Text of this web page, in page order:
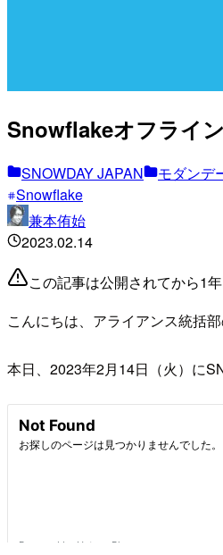
Snowflakeオフライ
SNOWDAY JAPAN
モダンデ
Snowflake
兼本侑始
2023.02.14
この記事は公開されてから1
こんにちは、アライアンス統括部
本日、2023年2月14日（火）に